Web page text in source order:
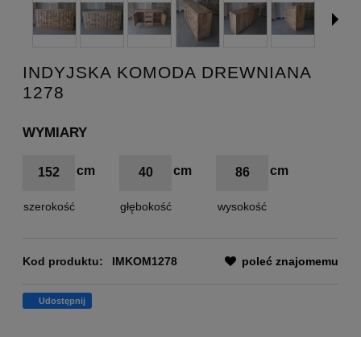
INDYJSKA KOMODA DREWNIANA
1278
WYMIARY
152
szerokość
40
głębokość
86
wysokość
Kod produktu: IMKOM1278 poleć znajomemu
Udostępnij